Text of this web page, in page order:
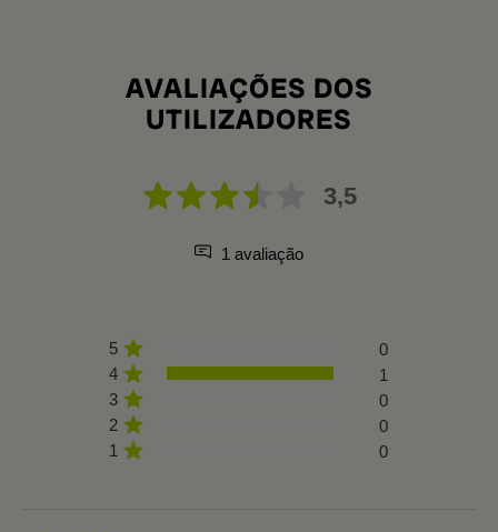
AVALIAÇÕES DOS
UTILIZADORES
3,5
1 avaliação
5
0
4
1
3
0
2
0
1
0